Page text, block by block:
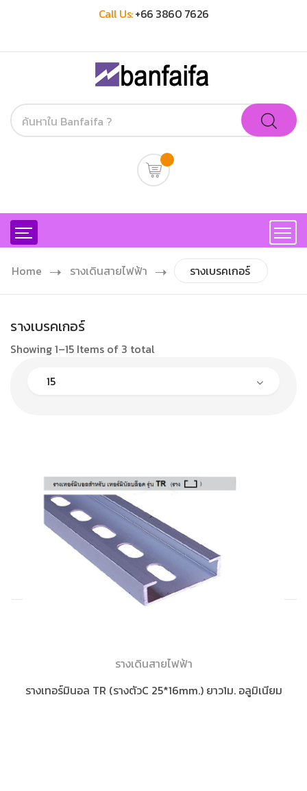
Call Us:+66 3860 7626
Home รางเดินสายไฟฟ้า รางเบรคเกอร์
รางเบรคเกอร์
Showing 1–15 Items of 3 total
รางเดินสายไฟฟ้า
รางเทอร์มินอล TR (รางตัวC 25*16mm.) ยาว1ม. อลูมิเนียม